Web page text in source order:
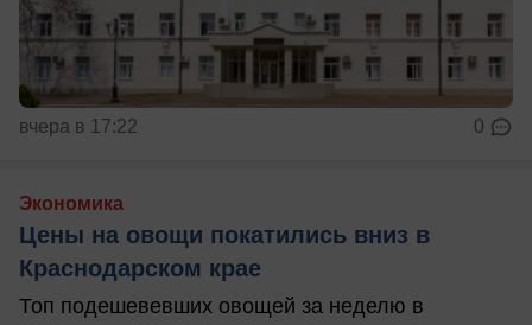
вчера в 17:22 0
Экономика
Цены на овощи покатились вниз в
Краснодарском крае
Топ подешевевших овощей за неделю в